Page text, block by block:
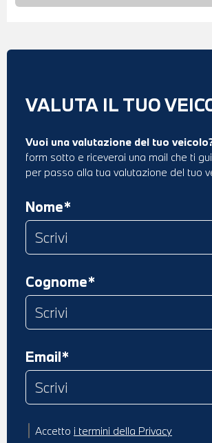
VALUTA IL TUO
Vuoi una valutazione del tuo
form sotto e riceverai una mail che ti
per passo alla tua valutazione del tuo
Nome*
Cognome*
Email*
Accetto i termini della Privacy